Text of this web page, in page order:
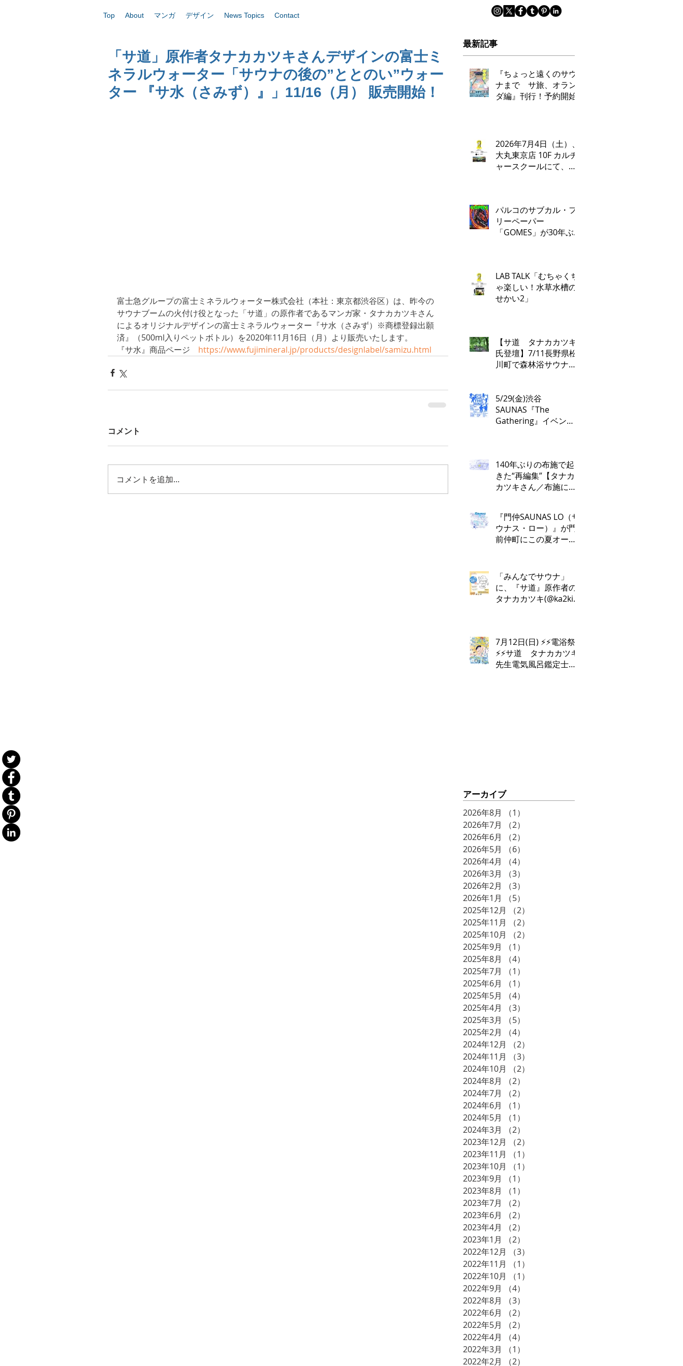
Top About マンガ デザイン News Topics Contact
「サ道」原作者タナカカツキさんデザインの富士ミ
ネラルウォーター「サウナの後の”ととのい”ウォー
ター 『サ水（さみず）』」11/16（月） 販売開始！
富士急グループの富士ミネラルウォーター株式会社（本社：東京都渋谷区）は、昨今の
サウナブームの火付け役となった「サ道」の原作者であるマンガ家・タナカカツキさん
によるオリジナルデザインの富士ミネラルウォーター『サ水（さみず）※商標登録出願
済』（500ml入りペットボトル）を2020年11月16日（月）より販売いたします。
『サ水』商品ページ https://www.fujimineral.jp/products/designlabel/samizu.html
コメント
コメントを追加…
最新記事
『ちょっと遠くのサウ
ナまで サ旅、オラン
ダ編』刊行！予約開始
2026年7月4日（土）、
大丸東京店 10F カルチ
ャースクールにて、タ
催いたします。
パルコのサブカル・フ
リーペーパー
「GOMES」が30年ぶ
7月17日（金）刊行​
LAB TALK「むちゃくち
ゃ楽しい！水草水槽の
せかい2」
【サ道 タナカカツキ
氏登壇】7/11長野県松
川町で森林浴サウナツ
&日帰り体験枠を限定
募集
5/29(金)渋谷
SAUNAS『The
Gathering』イベント
140年ぶりの布施で起
きた“再編集”【タナカ
カツキさん／布施にお
『門仲SAUNAS LO（サ
ウナス・ロー）』が門
前仲町にこの夏オープ
「みんなでサウナ」
に、『サ道』原作者の
タナカカツキ(@ka2ki)
7月12日(日) ⚡️⚡️電浴祭
⚡️⚡️サ道 タナカカツキ
先生電気風呂鑑定士
アーカイブ
2026年8月 （1）
2026年7月
（2）
2026年6月
（2）
2026年5月
（6）
2026年4月
（4）
2026年3月
（3）
2026年2月
（3）
2026年1月
（5）
2025年12月
（2）
2025年11月
（2）
2025年10月
（2）
2025年9月
（1）
2025年8月
（4）
2025年7月
（1）
2025年6月
（1）
2025年5月
（4）
2025年4月
（3）
2025年3月
（5）
2025年2月
（4）
2024年12月
（2）
2024年11月
（3）
2024年10月
（2）
2024年8月
（2）
2024年7月
（2）
2024年6月
（1）
2024年5月
（1）
2024年3月
（2）
2023年12月
（2）
2023年11月
（1）
2023年10月
（1）
2023年9月
（1）
2023年8月
（1）
2023年7月
（2）
2023年6月
（2）
2023年4月
（2）
2023年1月
（2）
2022年12月
（3）
2022年11月
（1）
2022年10月
（1）
2022年9月
（4）
2022年8月
（3）
2022年6月
（2）
2022年5月
（2）
2022年4月
（4）
2022年3月
（1）
2022年2月
（2）